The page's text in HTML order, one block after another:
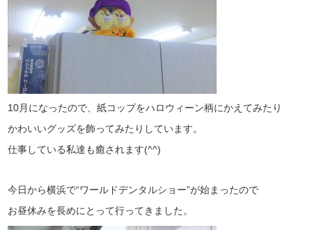
10月になったので、紙コップをハロウィーン柄にかえてみたり
かわいいグッズを飾ってみたりしています。
仕事している私達も癒されます(^^)
今日から横浜で“ワールドデンタルショー”が始まったので
お昼休みを長めにとって行ってきました。